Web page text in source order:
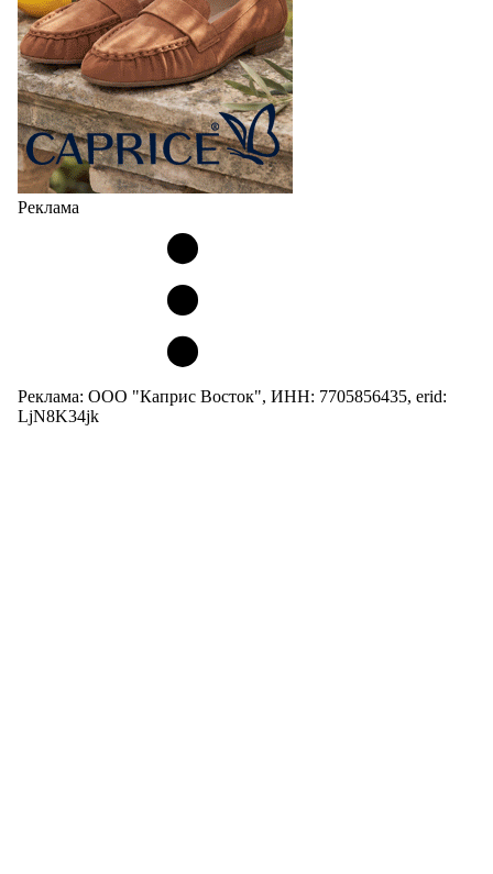
Реклама
Реклама: ООО "Каприс Восток", ИНН: 7705856435, erid:
LjN8K34jk